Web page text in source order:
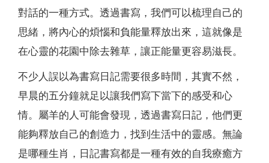
對話的一種方式。透過書寫，我們可以梳理自己的
思緒，將內心的煩惱和負能量釋放出來，這就像是
在心靈的花園中除去雜草，讓正能量更容易滋長。
不少人誤以為書寫日記需要很多時間，其實不然，
早晨的五分鐘就足以讓我們寫下當下的感受和心
情。屬羊的人可能會發現，透過書寫日記，他們更
能夠釋放自己的創造力，找到生活中的靈感。無論
是哪種生肖，日記書寫都是一種有效的自我療癒方